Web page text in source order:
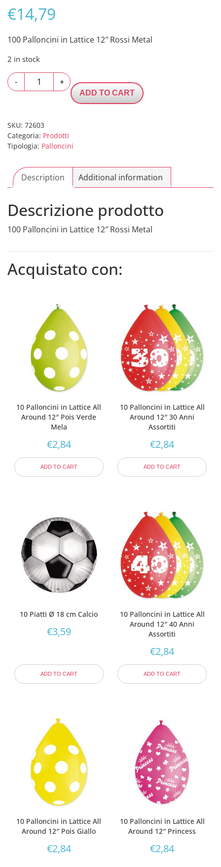
€14,79
100 Palloncini in Lattice 12″ Rossi Metal
2 in stock
-
Palloncini
12"
Rossi
Metal
+
ADD TO CART
SKU: 72603
Categoria: Prodotti
Tipologia: Palloncini
Description Additional information
Descrizione prodotto
100 Palloncini in Lattice 12″ Rossi Metal
Acquistato con:
10 Palloncini in Lattice All
Around 12″ Pois Verde
Mela
€2,84
ADD TO CART
10 Palloncini in Lattice All
Around 12″ 30 Anni
Assortiti
€2,84
ADD TO CART
10 Piatti Ø 18 cm Calcio
€3,59
ADD TO CART
10 Palloncini in Lattice All
Around 12″ 40 Anni
Assortiti
€2,84
ADD TO CART
10 Palloncini in Lattice All
Around 12″ Pois Giallo
€2,84
10 Palloncini in Lattice All
Around 12″ Princess
€2,84